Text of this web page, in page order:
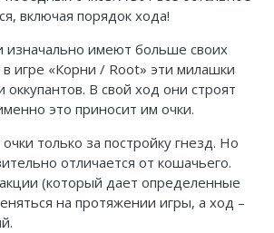
включая порядок хода!
изначально имеют больше своих
игре «Корни / Root» эти милашки
оккупантов. В свой ход они строят
это приносит им очки.
только за постройку гнезд. Но
отличается от кошачьего.
(который дает определенные
на протяжении игры, а ход –